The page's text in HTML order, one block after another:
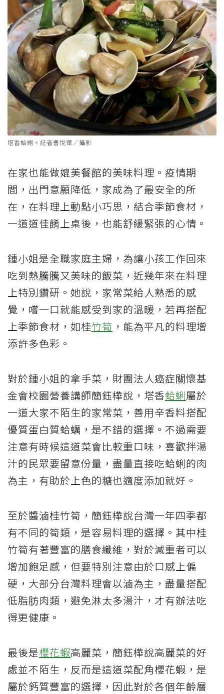
塔香蛤蜊。記者曹悅華／攝影
在家也能做媲美餐館的美味料理。疫情期
間，出門意願降低，家成為了最安全的所
在，在料理上動點小巧思，結合季節食材，
一道道佳餚上桌後，也能舒緩緊張的心情。
鍾小姐是全職家庭主婦，為讓小孩工作回來
吃到熱騰騰又美味的飯菜，近幾年來在料理
上特別鑽研。她說，家常菜給人熟悉的感
覺，嚐一口就能感受到家的溫暖，若再搭配
上季節食材，如桂竹筍 ，能為平凡的料理增
添許多色彩。
對於鍾小姐的拿手菜，財團法人癌症關懷基
金會校園營養講師簡鈺樺說，塔香蛤蜊屬於
一道大家不陌生的家常菜，善用辛香料搭配
優質蛋白質蛤蠣，是不錯的選擇。不過需要
注意有時候這道菜會比較重口味，喜歡拌湯
汁的民眾要留意份量，盡量直接吃蛤蜊的肉
為主，有助於上色的糖也適度添加就好。
至於醬滷桂竹筍，簡鈺樺說台灣一年四季都
有不同的筍類，是容易料理的選擇。其中桂
竹筍有著豐富的膳食纖維，對於減重者可以
增加飽足感，但要特別注意由於口感上偏
硬，大部分台灣料理會以滷為主，盡量搭配
低脂肪肉類，避免淋太多湯汁，才有辦法吃
得更健康。
最後是櫻花蝦高麗菜，簡鈺樺說高麗菜的好
處並不陌生，反而是這道菜配角櫻花蝦，是
屬於鈣質豐富的選擇，因此對於各個年齡層